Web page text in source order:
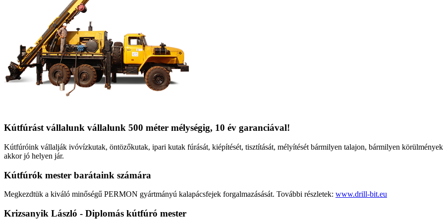
Kútfúrást vállalunk vállalunk 500 méter mélységig, 10 év garanciával!
Kútfúróink vállalják ivóvízkutak, öntözőkutak, ipari kutak fúrását, kiépítését, tisztítását, mélyítését bármilyen talajon, bármilyen
akkor jó helyen jár.
Kútfúrók mester barátaink számára
Megkezdtük a kiváló minőségű PERMON gyártmányú kalapácsfejek forgalmazásását. További részletek: www.drill-bit.eu
Krizsanyik László - Diplomás kútfúró mester